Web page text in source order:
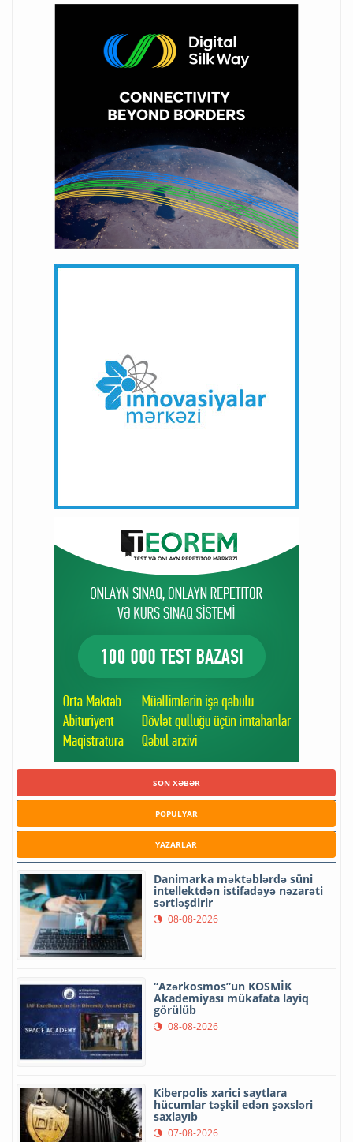
SON XƏBƏR
POPULYAR
YAZARLAR
Danimarka məktəblərdə süni
intellektdən istifadəyə nəzarəti
sərtləşdirir
08-08-2026
“Azərkosmos”un KOSMİK
Akademiyası mükafata layiq
görülüb
08-08-2026
Kiberpolis xarici saytlara
hücumlar təşkil edən şəxsləri
saxlayıb
07-08-2026